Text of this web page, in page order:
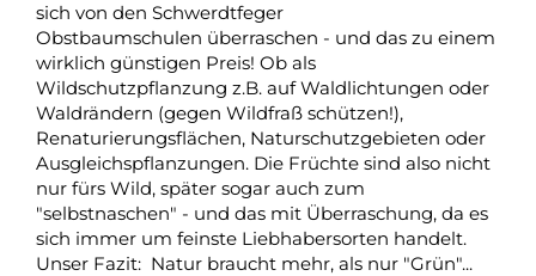
sich von den Schwerdtfeger
Obstbaumschulen überraschen - und das zu einem
wirklich günstigen Preis! Ob als
Wildschutzpflanzung z.B. auf Waldlichtungen oder
Waldrändern (gegen Wildfraß schützen!),
Renaturierungsflächen, Naturschutzgebieten oder
Ausgleichspflanzungen. Die Früchte sind also nicht
nur fürs Wild, später sogar auch zum
"selbstnaschen" - und das mit Überraschung, da es
sich immer um feinste Liebhabersorten handelt.
Unser Fazit: Natur braucht mehr, als nur "Grün"...